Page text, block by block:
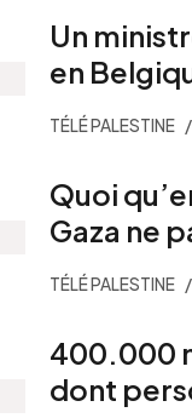
Un
en
TÉLÉ PALESTINE
Quoi
Gaza ne
TÉLÉ PALESTINE
400.000
dont